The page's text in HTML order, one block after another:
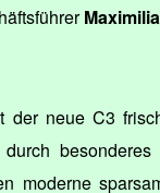
der neue C3
moderne